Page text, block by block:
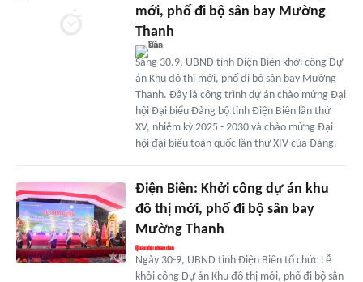
mới, phố đi bộ sân bay Mường
Thanh
Sáng 30.9, UBND tỉnh Điện Biên khởi công Dự
án Khu đô thị mới, phố đi bộ sân bay Mường
Thanh. Đây là công trình dự án chào mừng Đại
hội Đại biểu Đảng bộ tỉnh Điện Biên lần thứ
XV, nhiệm kỳ 2025 - 2030 và chào mừng Đại
hội đại biểu toàn quốc lần thứ XIV của Đảng.
Điện Biên: Khởi công dự án khu
đô thị mới, phố đi bộ sân bay
Mường Thanh
Ngày 30-9, UBND tỉnh Điện Biên tổ chức Lễ
khởi công Dự án Khu đô thị mới, phố đi bộ sân